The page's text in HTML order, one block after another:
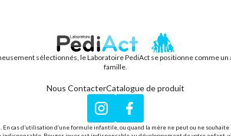
PEDIACT
sélectionnés, le Laboratoire PediAct se positionne comme un
famille.
Nous ContacterCatalogue de produit
InstagramFacebook
cas d’utilisation d’une formule infantile, ou quand la mère ne peut ou ne